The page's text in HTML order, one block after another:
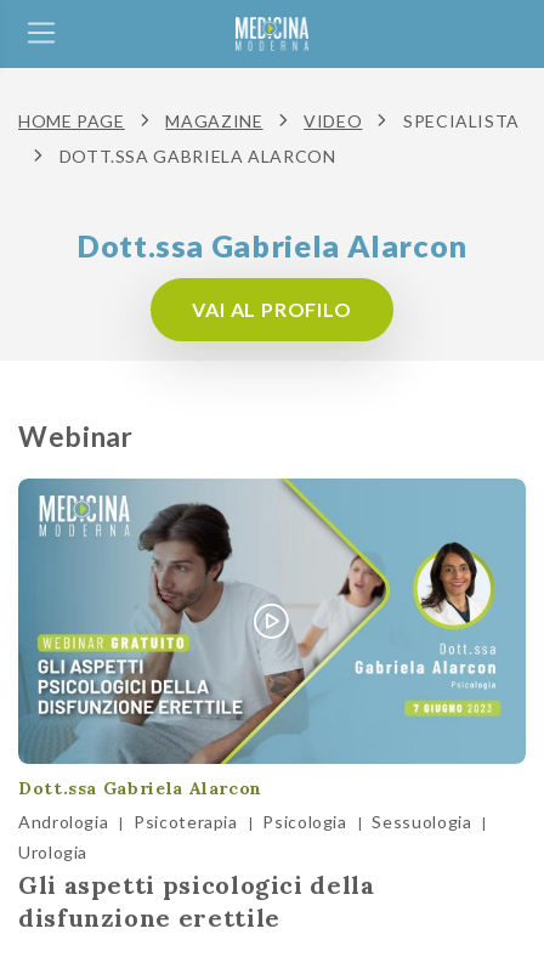
HOME PAGE MAGAZINE VIDEO
SPECIALISTA
DOTT.SSA GABRIELA ALARCON
Dott.ssa Gabriela Alarcon
VAI AL PROFILO
Webinar
Dott.ssa Gabriela Alarcon
Andrologia | Psicoterapia | Psicologia | Sessuologia |
Urologia
Gli aspetti psicologici della
disfunzione erettile